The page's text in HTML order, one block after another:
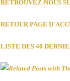
RETROUVEZ-NOUS
RETOUR PAGE
LISTE DES 40